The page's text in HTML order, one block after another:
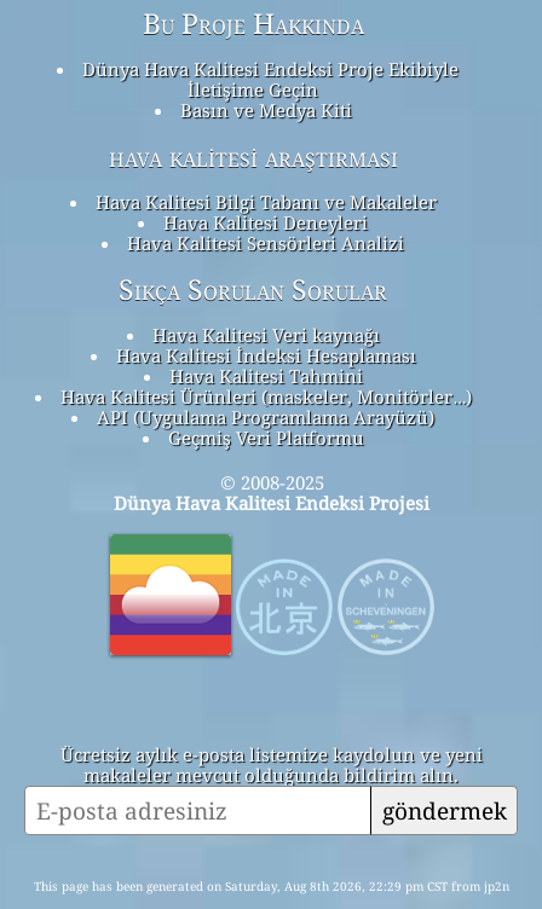
Bu Proje Hakkında
Dünya Hava Kalitesi Endeksi Proje Ekibiyle
İletişime Geçin
Basın ve Medya Kiti
hava kalitesi araştırması
Hava Kalitesi Bilgi Tabanı ve Makaleler
Hava Kalitesi Deneyleri
Hava Kalitesi Sensörleri Analizi
Sıkça Sorulan Sorular
Hava Kalitesi Veri kaynağı
Hava Kalitesi İndeksi Hesaplaması
Hava Kalitesi Tahmini
Hava Kalitesi Ürünleri (maskeler, Monitörler…)
API (Uygulama Programlama Arayüzü)
Geçmiş Veri Platformu
© 2008-2025
Dünya Hava Kalitesi Endeksi Projesi
Ücretsiz aylık e-posta listemize kaydolun ve yeni
makaleler mevcut olduğunda bildirim alın.
göndermek
This page has been generated on Saturday, Aug 8th 2026, 22:29 pm CST from jp2n